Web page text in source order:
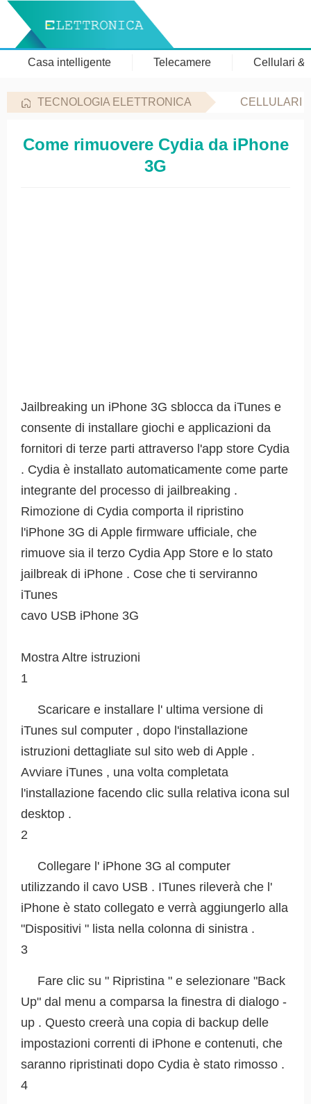
Casa intelligente Telecamere Cellulari &
TECNOLOGIA ELETTRONICA CELLULARI
Come rimuovere Cydia da iPhone
3G
Jailbreaking un iPhone 3G sblocca da iTunes e
consente di installare giochi e applicazioni da
fornitori di terze parti attraverso l'app store Cydia
. Cydia è installato automaticamente come parte
integrante del processo di jailbreaking .
Rimozione di Cydia comporta il ripristino
l'iPhone 3G di Apple firmware ufficiale, che
rimuove sia il terzo Cydia App Store e lo stato
jailbreak di iPhone . Cose che ti serviranno
iTunes
cavo USB iPhone 3G
Mostra Altre istruzioni
1
Scaricare e installare l' ultima versione di
iTunes sul computer , dopo l'installazione
istruzioni dettagliate sul sito web di Apple .
Avviare iTunes , una volta completata
l'installazione facendo clic sulla relativa icona sul
desktop .
2
Collegare l' iPhone 3G al computer
utilizzando il cavo USB . ITunes rileverà che l'
iPhone è stato collegato e verrà aggiungerlo alla
"Dispositivi " lista nella colonna di sinistra .
3
Fare clic su " Ripristina " e selezionare "Back
Up" dal menu a comparsa la finestra di dialogo -
up . Questo creerà una copia di backup delle
impostazioni correnti di iPhone e contenuti, che
saranno ripristinati dopo Cydia è stato rimosso .
4